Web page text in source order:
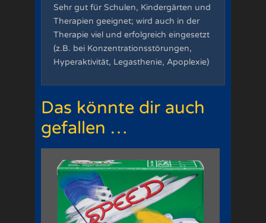
Sehr gut für Schulen, Kindergärten und
Therapien geeignet; wird auch in der
Therapie viel und erfolgreich eingesetzt
(z.B. bei Konzentrationsstörungen,
Hyperaktivität, Legasthenie, Apoplexie)
Das könnte dir auch
gefallen …